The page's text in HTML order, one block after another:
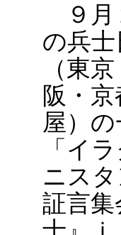
９月
の兵
（東
阪・
屋）
「イ
ニス
証言